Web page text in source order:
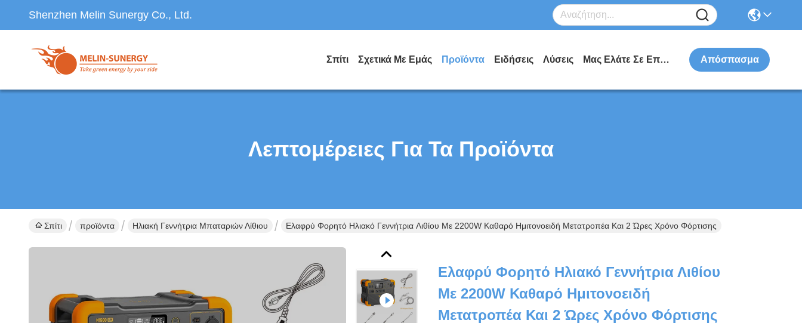
Shenzhen Melin Sunergy Co., Ltd.
Σπίτι Σχετικά Με Εμάς Προϊόντα Ειδήσεις Λύσεις Μας Ελάτε Σε Επαφή Με Απόσπασμα
Λεπτομέρειες Για Τα Προϊόντα
Σπίτι προϊόντα Ηλιακή Γεννήτρια Μπαταριών Λίθιου Ελαφρύ Φορητό Ηλιακό Γεννήτρια Λιθίου Με 2200W Καθαρό Ημιτονοειδή Μετατροπέα Και 2 Ώρες Χρόνο Φόρτισης
Ελαφρύ Φορητό Ηλιακό Γεννήτρια Λιθίου
Με 2200W Καθαρό Ημιτονοειδή
Μετατροπέα Και 2 Ώρες Χρόνο Φόρτισης